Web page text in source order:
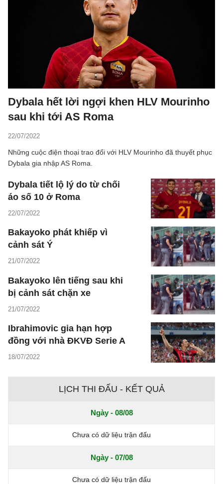
Dybala hết lời ngợi khen HLV Mourinho
sau khi tới AS Roma
22/07/2022
Những cuộc điện thoại trao đổi với HLV Mourinho đã thuyết phục
Dybala gia nhập AS Roma.
Dybala tiết lộ lý do từ chối
áo số 10 ở Roma
22/07/2022
Bakayoko phát khiếp vì
cảnh sát Ý
21/07/2022
Bakayoko lên tiếng sau khi
bị cảnh sát chặn xe
21/07/2022
Ibrahimovic gia hạn hợp
đồng với nhà ĐKVĐ Serie A
18/07/2022
LỊCH THI ĐẤU - KẾT QUẢ
Ngày - 08/08
Chưa có dữ liệu trận đấu
Ngày - 07/08
Chưa có dữ liệu trận đấu